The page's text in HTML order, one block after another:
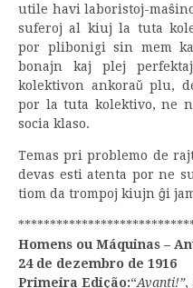
utile havi laboristoj-
suferoj al kiuj la tuta
por plibonigi sin mem
bonajn kaj plej
kolektivon ankoraŭ plu,
por la tuta kolektivo, ne
socia klaso.
Temas pri problemo de
devas esti atenta por ne
tiom da trompoj kiujn ĝi
Homens ou Máquinas –
24 de dezembro de 1916
Primeira Edição:“Avanti!”,